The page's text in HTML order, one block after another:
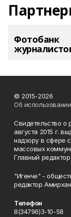
Фотобанк
© 2015-2026
Об
Свидетельство о
августа 2015 г.
надзору в сфере
массовых
Главный
"Игенче" -
редактор
Телефон
8(34796)3-10-58